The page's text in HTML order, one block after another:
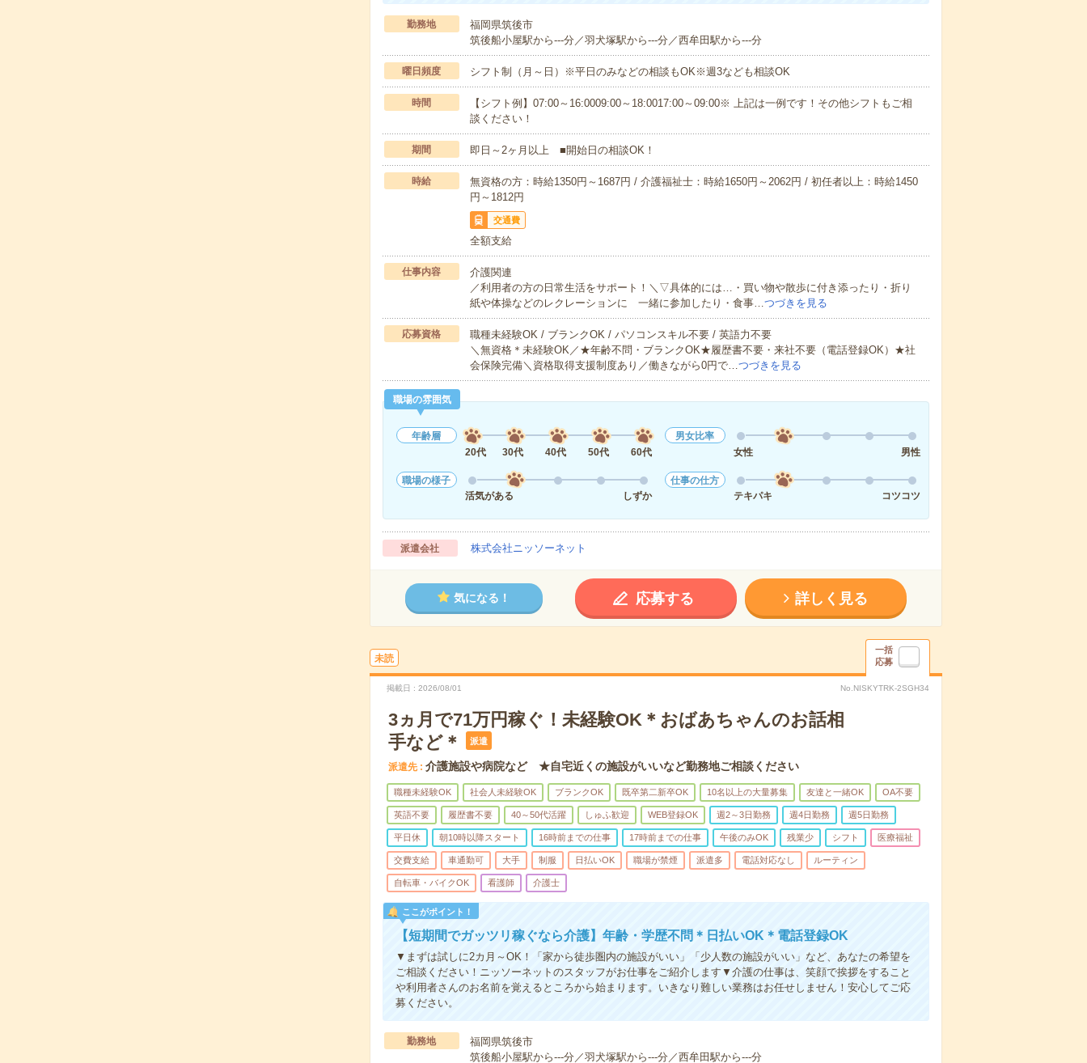
勤務地
福岡県筑後市
筑後船小屋駅から---分／羽犬塚駅から---分／西牟田駅から---分
曜日頻度 シフト制（月～日）※平日のみなどの相談もOK※週3なども相談OK
時間
【シフト例】07:00～16:0009:00～18:0017:00～09:00※ 上記は一例です！その他シフトもご相
談ください！
期間 即日～2ヶ月以上 ■開始日の相談OK！
時給
無資格の方：時給1350円～1687円 / 介護福祉士：時給1650円～2062円 / 初任者以上：時給1450
円～1812円
交通費
全額支給
仕事内容
介護関連
／利用者の方の日常生活をサポート！＼▽具体的には…・買い物や散歩に付き添ったり・折り
紙や体操などのレクレーションに 一緒に参加したり・食事…つづきを見る
応募資格
職種未経験OK / ブランクOK / パソコンスキル不要 / 英語力不要
＼無資格＊未経験OK／★年齢不問・ブランクOK★履歴書不要・来社不要（電話登録OK）★社
会保険完備＼資格取得支援制度あり／働きながら0円で…つづきを見る
職場の雰囲気
年齢層
20代
30代 40代 50代 60代
男女比率
女性
男性
職場の様子
活気がある
しずか
仕事の仕方
テキパキ
コツコツ
派遣会社 株式会社ニッソーネット
気になる！ 応募する 詳しく見る
未読
一括
応募
掲載日 2026/08/01 No.NISKYTRK-2SGH34
3ヵ月で71万円稼ぐ！未経験OK＊おばあちゃんのお話相
手など＊
派遣
派遣先 介護施設や病院など ★自宅近くの施設がいいなど勤務地ご相談ください
職種未経験OK 社会人未経験OK ブランクOK 既卒第二新卒OK 10名以上の大量募集 友達と一緒OK OA不要
英語不要 履歴書不要 40～50代活躍 しゅふ歓迎 WEB登録OK 週2～3日勤務 週4日勤務 週5日勤務
平日休 朝10時以降スタート 16時前までの仕事 17時前までの仕事 午後のみOK 残業少 シフト 医療福祉
交費支給 車通勤可 大手 制服 日払いOK 職場が禁煙 派遣多 電話対応なし ルーティン
自転車・バイクOK 看護師 介護士
ここがポイント！
【短期間でガッツリ稼ぐなら介護】年齢・学歴不問＊日払いOK＊電話登録OK
▼まずは試しに2カ月～OK！「家から徒歩圏内の施設がいい」「少人数の施設がいい」など、あなたの希望を
ご相談ください！ニッソーネットのスタッフがお仕事をご紹介します▼介護の仕事は、笑顔で挨拶をすること
や利用者さんのお名前を覚えるところから始まります。いきなり難しい業務はお任せしません！安心してご応
募ください。
勤務地
福岡県筑後市
筑後船小屋駅から---分／羽犬塚駅から---分／西牟田駅から---分